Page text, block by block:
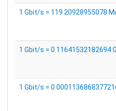
1 Gbit/s = 119.20928955078
1 Gbit/s = 0.11641532182694
1 Gbit/s =